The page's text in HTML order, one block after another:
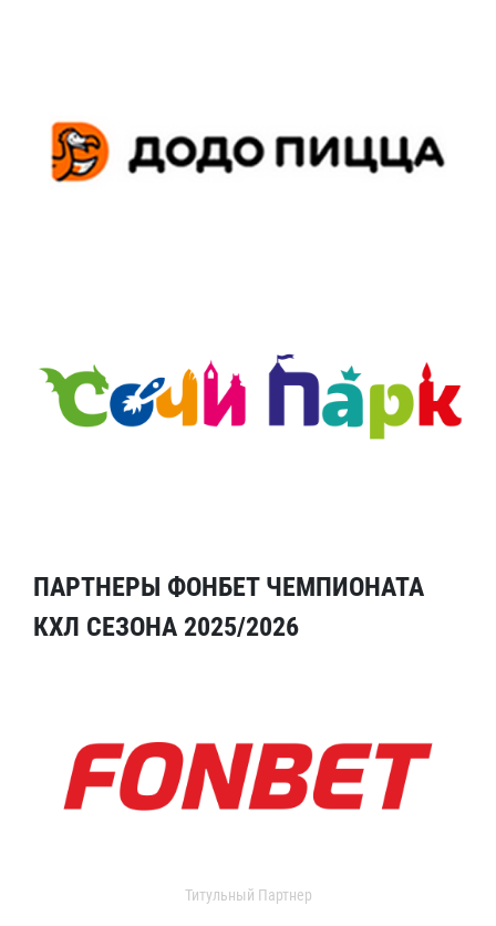
ПАРТНЕРЫ ФОНБЕТ ЧЕМПИОНАТА
КХЛ СЕЗОНА 2025/2026
Титульный Партнер